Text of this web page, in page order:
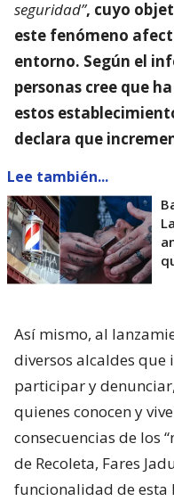
seguridad”, cuyo
este fenómeno
entorno. Según el
personas cree que
estos
declara que
Lee también...
Así mismo, al
diversos alcaldes
participar y
quienes conocen y
consecuencias de los
de Recoleta, Fares
funcionalidad de esta